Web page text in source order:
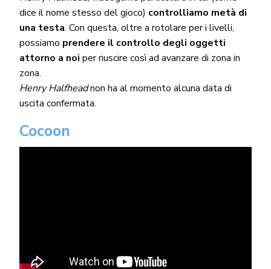
dice il nome stesso del gioco) controlliamo metà di
una testa. Con questa, oltre a rotolare per i livelli,
possiamo prendere il controllo degli oggetti
attorno a noi per riuscire così ad avanzare di zona in
zona.
Henry Halfheadnon ha al momento alcuna data di
uscita confermata.
Cocoon